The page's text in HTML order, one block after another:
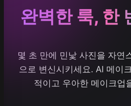
완벽한 룩, 한
몇 초 만에 민낯 사진을 자연
으로 변신시키세요. AI 메이
적이고 우아한 메이크업